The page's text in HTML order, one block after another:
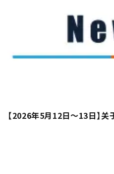
【2026年5月12日～13日】